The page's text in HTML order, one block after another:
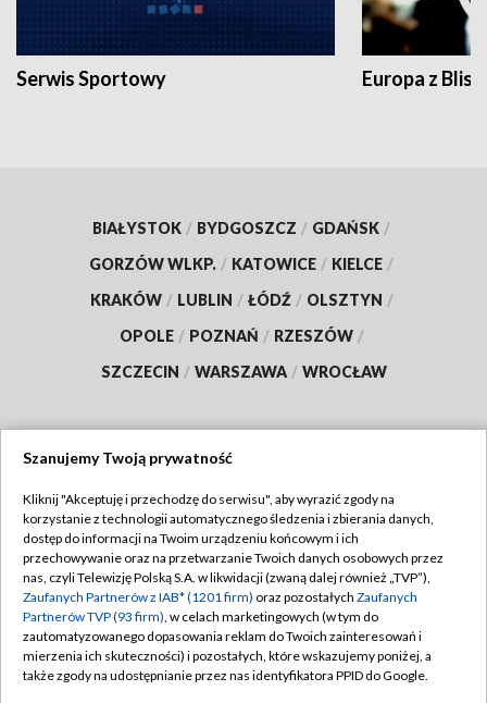
Serwis Sportowy Europa z
BIAŁYSTOK / BYDGOSZCZ / GDAŃSK /
GORZÓW WLKP. / KATOWICE / KIELCE /
KRAKÓW / LUBLIN / ŁÓDŹ / OLSZTYN /
OPOLE / POZNAŃ / RZESZÓW /
SZCZECIN / WARSZAWA / WROCŁAW
TVP
Abonament TVP
Emisja w TVP
Centrum informacji TVP
Naziemna Telewizja Cyfrowa
Regulamin TVP
Polityka prywatności
Moje zgody
Pomoc
Szanujemy Twoją prywatność
Kliknij "Akceptuję i przechodzę do serwisu", aby wyrazić zgody na
korzystanie z technologii automatycznego śledzenia i zbierania danych,
dostęp do informacji na Twoim urządzeniu końcowym i ich
przechowywanie oraz na przetwarzanie Twoich danych osobowych przez
nas, czyli Telewizję Polską S.A. w likwidacji (zwaną dalej również „TVP”),
Zaufanych Partnerów z IAB* (1201 firm) oraz pozostałych Zaufanych
Partnerów TVP (93 firm), w celach marketingowych (w tym do
zautomatyzowanego dopasowania reklam do Twoich zainteresowań i
mierzenia ich skuteczności) i pozostałych, które wskazujemy poniżej, a
także zgody na udostępnianie przez nas identyfikatora PPID do Google.